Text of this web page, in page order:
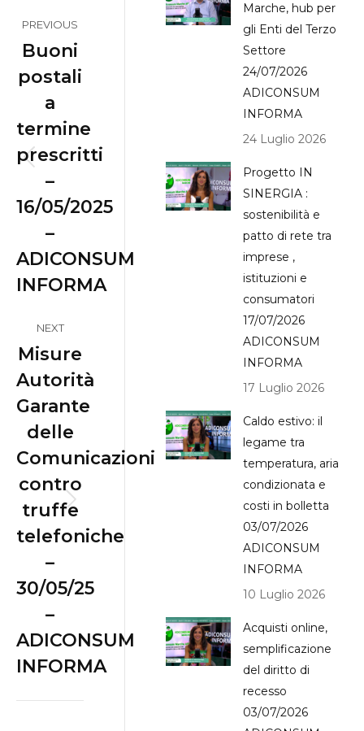
navigation
PREVIOUS
Buoni
postali
a
termine
prescritti
–
16/05/2025
–
ADICONSUM
INFORMA
NEXT
Next
post:
Misure
Autorità
Garante
delle
Comunicazioni
contro
truffe
telefoniche
–
30/05/25
–
ADICONSUM
INFORMA
Marche, hub per
gli Enti del Terzo
Settore
24/07/2026
ADICONSUM
INFORMA
24 Luglio 2026
Progetto IN
SINERGIA :
sostenibilità e
patto di rete tra
imprese ,
istituzioni e
consumatori
17/07/2026
ADICONSUM
INFORMA
17 Luglio 2026
Caldo estivo: il
legame tra
temperatura, aria
condizionata e
costi in bolletta
03/07/2026
ADICONSUM
INFORMA
10 Luglio 2026
Acquisti online,
semplificazione
del diritto di
recesso
03/07/2026